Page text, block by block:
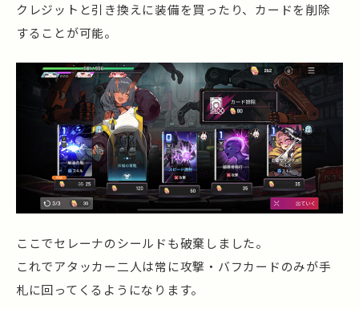
クレジットと引き換えに装備を買ったり、カードを削除
することが可能。
ここでセレーナのシールドも破棄しました。
これでアタッカー二人は常に攻撃・バフカードのみが手
札に回ってくるようになります。